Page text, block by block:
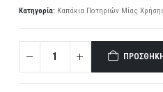
Κατηγορία: Καπάκια Ποτηριών Μίας